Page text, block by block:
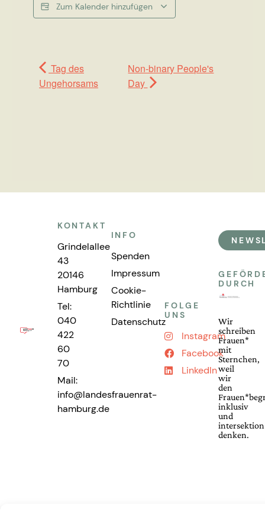
Zum Kalender hinzufügen
Tag des
Ungehorsams
Non-binary People's
Day
KONTAKT
Grindelallee
43
20146
Hamburg
Tel:
040
422
60
70
Mail:
info@landesfrauenrat-
hamburg.de
INFO
Spenden
Impressum
Cookie-
Richtlinie
Datenschutz
FOLGE
UNS
Instagram
Facebook
LinkedIn
DURCH
Wir
schreiben
Frauen*
mit
Sternchen,
weil
wir
den
inklusiv
und
denken.